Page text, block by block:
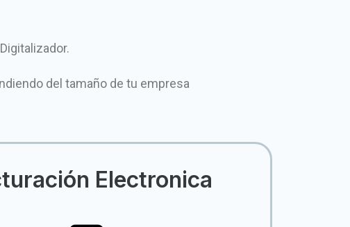
del tamaño de tu empresa
Electronica